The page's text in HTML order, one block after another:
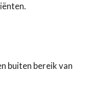
buiten bereik van